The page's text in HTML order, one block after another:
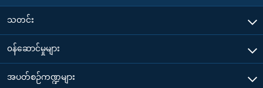
သတင်း
၀န်ဆောင်မှုများ
အပတ်စဉ်ကဏ္ဍများ